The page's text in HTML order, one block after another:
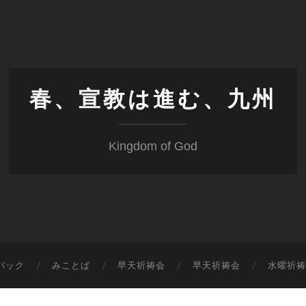
春、宣教は進む、九州
Kingdom of God
ック みことば 早天祈祷会 早天祈祷会 水曜祈